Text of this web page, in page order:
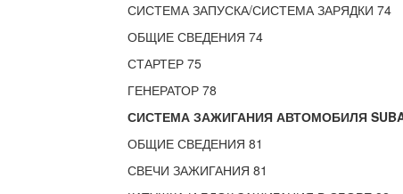
СИСТЕМА ЗАПУСКА/СИСТЕМА ЗАРЯДКИ 74
ОБЩИЕ СВЕДЕНИЯ 74
СТАРТЕР 75
ГЕНЕРАТОР 78
СИСТЕМА ЗАЖИГАНИЯ АВТОМОБИЛЯ
ОБЩИЕ СВЕДЕНИЯ 81
СВЕЧИ ЗАЖИГАНИЯ 81